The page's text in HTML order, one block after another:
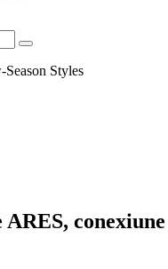
Season Styles